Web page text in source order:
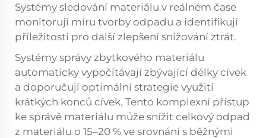
Systémy sledování materiálu v reálném čase
monitorují míru tvorby odpadu a identifikují
příležitosti pro další zlepšení snižování ztrát.
Systémy správy zbytkového materiálu
automaticky vypočítávají zbývající délky cívek
a doporučují optimální strategie využití
krátkých konců cívek. Tento komplexní přístup
ke správě materiálu může snížit celkový odpad
z materiálu o 15–20 % ve srovnání s běžnými